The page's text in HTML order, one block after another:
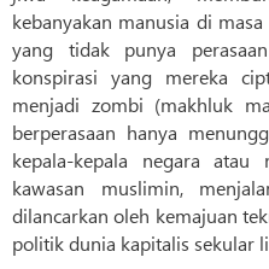
kebanyakan manusia di
yang tidak punya
konspirasi yang mereka
menjadi zombi (makhluk
berperasaan hanya
kepala-kepala negara atau
kawasan muslimin,
dilancarkan oleh kemajuan
politik dunia kapitalis sekular